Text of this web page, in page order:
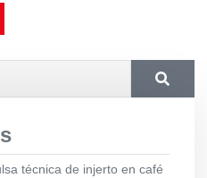
técnica de injerto en café